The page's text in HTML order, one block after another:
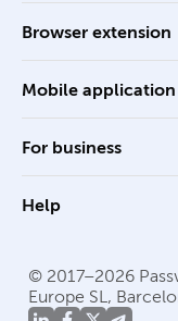
Browser extension
Mobile application
For business
Help
© 2017–2026
Europe SL,